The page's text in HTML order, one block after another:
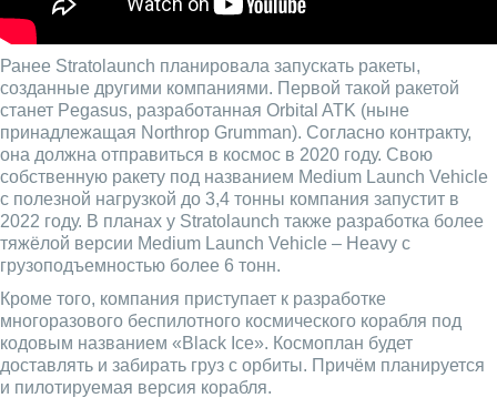
Ранее Stratolaunch планировала запускать ракеты,
созданные другими компаниями. Первой такой ракетой
станет Pegasus, разработанная Orbital ATK (ныне
принадлежащая Northrop Grumman). Согласно контракту,
она должна отправиться в космос в 2020 году. Свою
собственную ракету под названием Medium Launch Vehicle
с полезной нагрузкой до 3,4 тонны компания запустит в
2022 году. В планах у Stratolaunch также разработка более
тяжёлой версии Medium Launch Vehicle – Heavy с
грузоподъемностью более 6 тонн.
Кроме того, компания приступает к разработке
многоразового беспилотного космического корабля под
кодовым названием «Black Ice». Космоплан будет
доставлять и забирать груз с орбиты. Причём планируется
и пилотируемая версия корабля.